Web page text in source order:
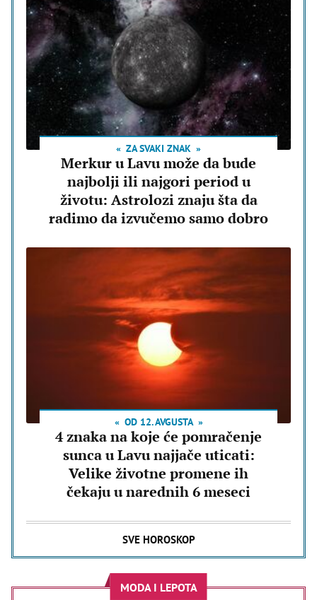
ZA SVAKI ZNAK
Merkur u Lavu može da bude
najbolji ili najgori period u
životu: Astrolozi znaju šta da
radimo da izvučemo samo dobro
OD 12. AVGUSTA
4 znaka na koje će pomračenje
sunca u Lavu najjače uticati:
Velike životne promene ih
čekaju u narednih 6 meseci
SVE HOROSKOP
MODA I LEPOTA